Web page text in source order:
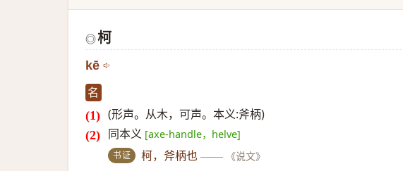
◎柯
kē
名
(形声。从木，可声。本义:斧柄)
同本义 [axe-handle，helve]
书证 柯，斧柄也 —— 《说文》